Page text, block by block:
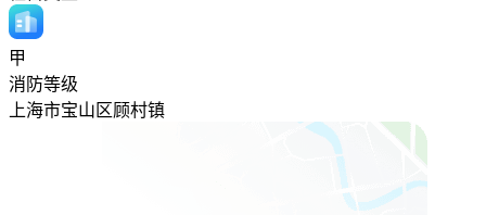
甲
消防等级
上海市宝山区顾村镇